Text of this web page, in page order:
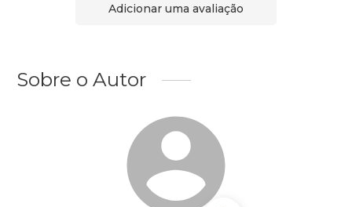
Adicionar uma avaliação
Sobre o Autor